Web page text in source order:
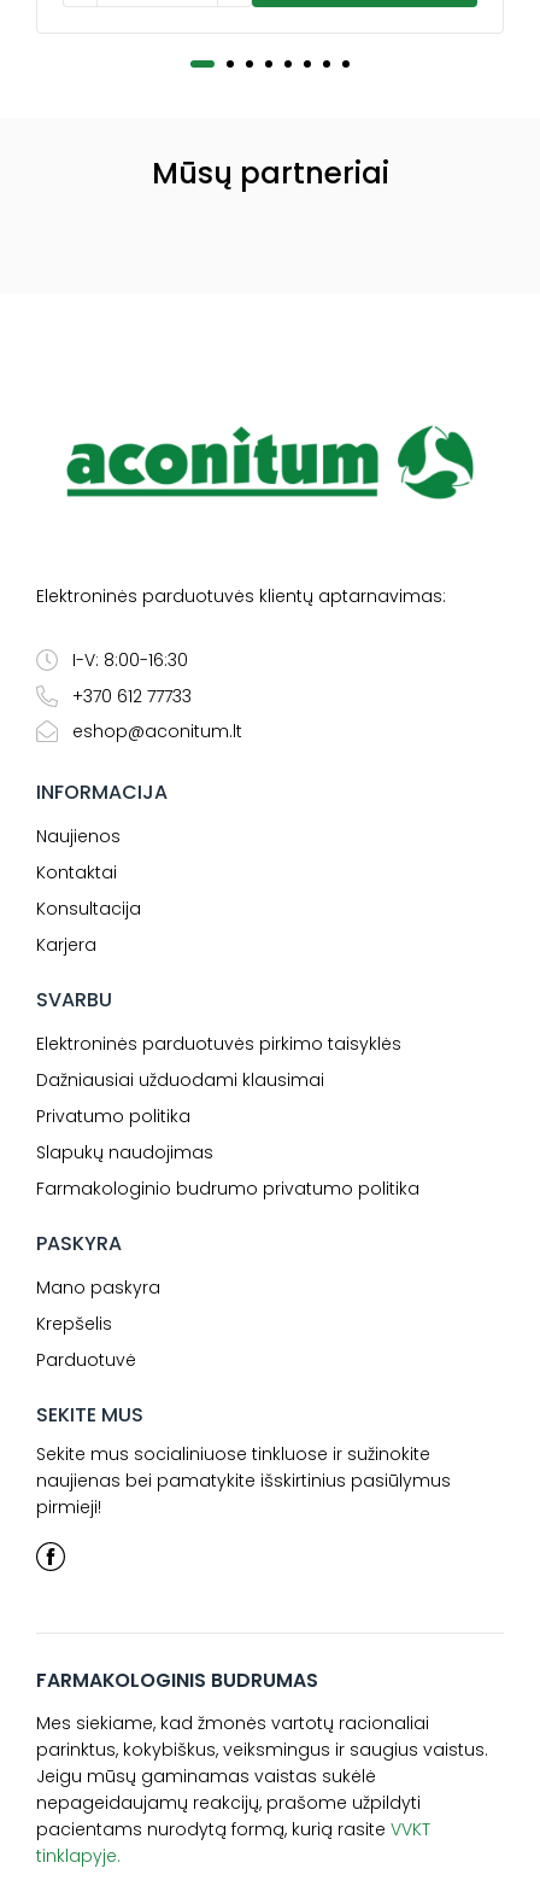
Mūsų partneriai
Elektroninės parduotuvės klientų aptarnavimas:
I-V: 8:00-16:30
+370 612 77733
eshop@aconitum.lt
INFORMACIJA
Naujienos
Kontaktai
Konsultacija
Karjera
SVARBU
Elektroninės parduotuvės pirkimo taisyklės
Dažniausiai užduodami klausimai
Privatumo politika
Slapukų naudojimas
Farmakologinio budrumo privatumo politika
PASKYRA
Mano paskyra
Krepšelis
Parduotuvė
SEKITE MUS
Sekite mus socialiniuose tinkluose ir sužinokite
naujienas bei pamatykite išskirtinius pasiūlymus
pirmieji!
FARMAKOLOGINIS BUDRUMAS
Mes siekiame, kad žmonės vartotų racionaliai
parinktus, kokybiškus, veiksmingus ir saugius vaistus.
Jeigu mūsų gaminamas vaistas sukėlė
nepageidaujamų reakcijų, prašome užpildyti
pacientams nurodytą formą, kurią rasite VVKT
tinklapyje.